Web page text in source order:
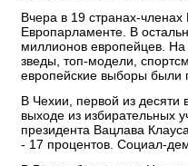
Вчера в 19 странах-
Европарламенте. В
миллионов европейцев.
зведы, топ-модели,
европейские выборы были
В Чехии, первой из десяти
выходе из избирательных
президента Вацлава
- 17 процентов. Социал-